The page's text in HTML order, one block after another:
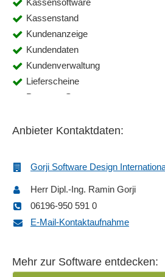
Kassensoftware
Kassenstand
Kundenanzeige
Kundendaten
Kundenverwaltung
Lieferscheine
Payment-Systeme
Rechnungsdruck
Versandabwicklung
Versandanbindung
Versandfunktionen
Zahlungsausgänge
Anbieter Kontaktdaten:
Gorji Software Design
Herr Dipl.-Ing. Ramin Gorji
06196-950 591 0
E-Mail-Kontaktaufnahme
Mehr zur Software entdecken: